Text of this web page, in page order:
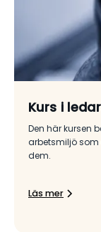
Kurs i
Den här kursen
arbetsmiljö som
dem.
Läs mer